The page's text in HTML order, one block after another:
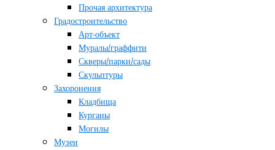
Прочая архитектура
Градостроительство
Арт-объект
Муралы/граффити
Скверы/парки/сады
Скульптуры
Захоронения
Кладбища
Курганы
Могилы
Музеи